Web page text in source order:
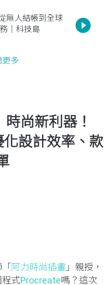
無人結帳到全球
｜科技島
更多